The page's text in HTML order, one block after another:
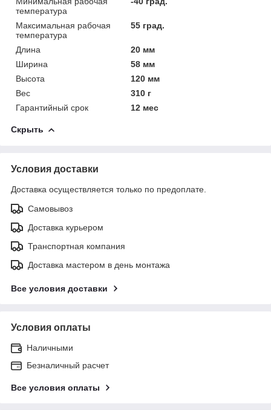
температура
Максимальная рабочая
температура
55 град.
Длина
20 мм
Ширина
58 мм
Высота
120 мм
Вес
310 г
Гарантийный срок
12 мес
Скрыть
Условия доставки
Доставка осуществляется только по предоплате.
Самовывоз
Доставка курьером
Транспортная компания
Доставка мастером в день монтажа
Все условия доставки
Условия оплаты
Наличными
Безналичный расчет
Все условия оплаты